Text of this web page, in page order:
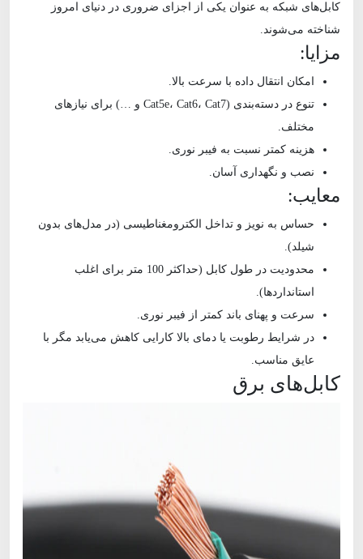
کابل‌های شبکه به عنوان یکی از اجزای ضروری در دنیای امروز
شناخته می‌شوند.
مزایا:
امکان انتقال داده با سرعت بالا.
تنوع در دسته‌بندی (Cat5e، Cat6، Cat7 و …) برای نیازهای
مختلف.
هزینه کمتر نسبت به فیبر نوری.
نصب و نگهداری آسان.
معایب:
حساس به نویز و تداخل الکترومغناطیسی (در مدل‌های بدون
شیلد).
محدودیت در طول کابل (حداکثر 100 متر برای اغلب
استانداردها).
سرعت و پهنای باند کمتر از فیبر نوری.
در شرایط رطوبت یا دمای بالا کارایی کاهش می‌یابد مگر با
عایق مناسب.
کابل‌های برق